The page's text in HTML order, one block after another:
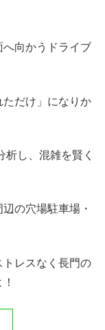
向かうドライブ
だけ」になりか
し、混雑を賢く
の穴場駐車場・
レスなく長門の